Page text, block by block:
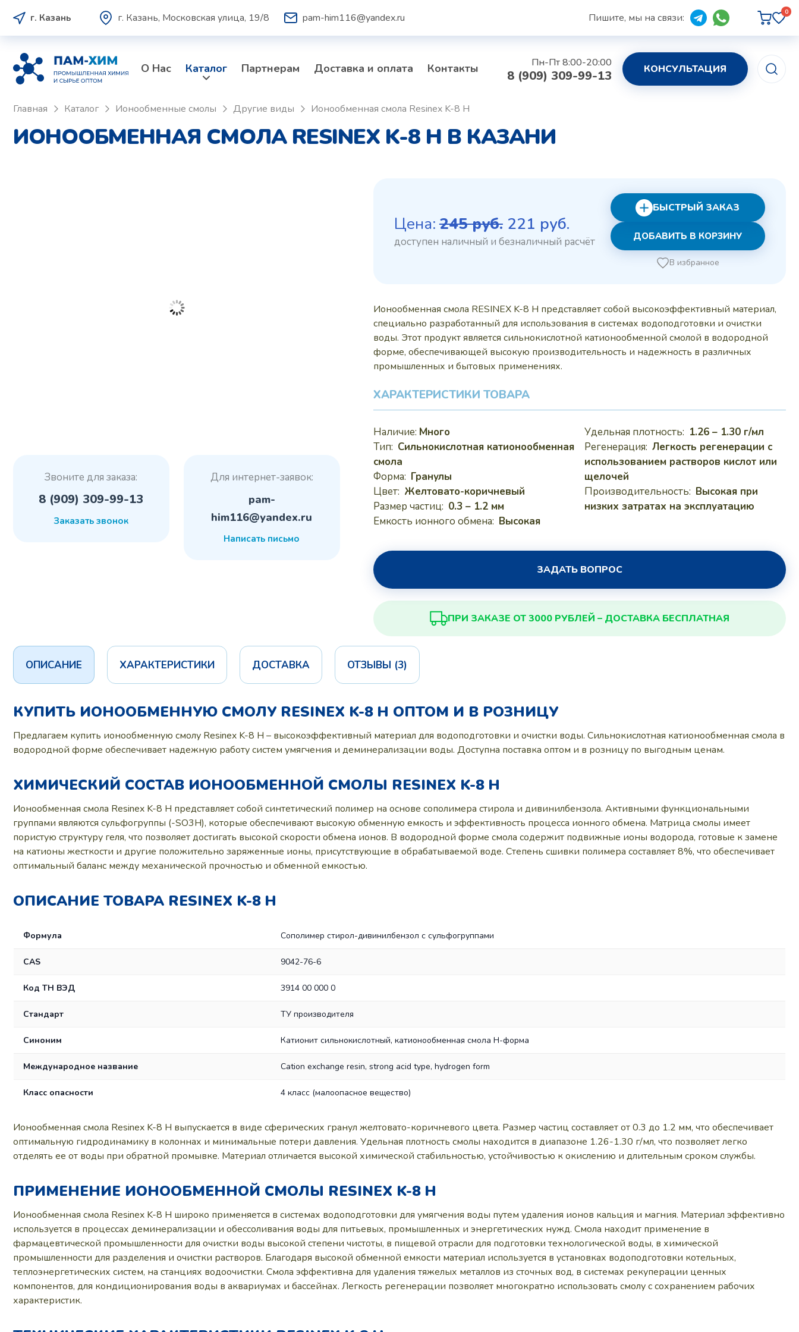
г. Казань г. Казань, Московская улица, 19/8 pam-him116@yandex.ru Пишите, мы на связи: 0
О Нас Каталог Партнерам Доставка и оплата Контакты Пн-Пт 8:00-20:00
8 (909) 309-99-13 КОНСУЛЬТАЦИЯ
Главная Каталог Ионообменные смолы Другие виды Ионообменная смола Resinex K-8 H
ИОНООБМЕННАЯ СМОЛА RESINEX K-8 H В КАЗАНИ
Звоните для заказа:
8 (909) 309-99-13
Заказать звонок
Для интернет-заявок:
pam-
him116@yandex.ru
Написать письмо
Цена: 245руб. Первоначальная
цена
221 руб.Текущая
цена:
ДОБАВИТЬ В КОРЗИНУ
БЫСТРЫЙ ЗАКАЗ
В избранное
Ионообменная смола RESINEX K-8 H представляет собой высокоэффективный материал,
специально разработанный для использования в системах водоподготовки и очистки
воды. Этот продукт является сильнокислотной катионообменной смолой в водородной
форме, обеспечивающей высокую производительность и надежность в различных
промышленных и бытовых применениях.
ХАРАКТЕРИСТИКИ ТОВАРА
Наличие: Много
Тип: Сильнокислотная катионообменная
смола
Форма: Гранулы
Цвет: Желтовато-коричневый
Размер частиц: 0.3 – 1.2 мм
Емкость ионного обмена: Высокая
Удельная плотность: 1.26 – 1.30 г/мл
Регенерация:Легкость регенерации с
использованием растворов кислот или
щелочей
Производительность: Высокая при
низких затратах на эксплуатацию
ЗАДАТЬ ВОПРОС
ПРИ ЗАКАЗЕ ОТ 3000 РУБЛЕЙ – ДОСТАВКА БЕСПЛАТНАЯ
ОПИСАНИЕ ХАРАКТЕРИСТИКИ ДОСТАВКА ОТЗЫВЫ (3)
КУПИТЬ ИОНООБМЕННУЮ СМОЛУ RESINEX K-8 H ОПТОМ И В РОЗНИЦУ
Предлагаем купить ионообменную смолу Resinex K-8 H – высокоэффективный материал для водоподготовки и очистки воды. Сильнокислотная катионообменная смола в
водородной форме обеспечивает надежную работу систем умягчения и деминерализации воды. Доступна поставка оптом и в розницу по выгодным ценам.
ХИМИЧЕСКИЙ СОСТАВ ИОНООБМЕННОЙ СМОЛЫ RESINEX K-8 H
Ионообменная смола Resinex K-8 H представляет собой синтетический полимер на основе сополимера стирола и дивинилбензола. Активными функциональными
группами являются сульфогруппы (-SO3H), которые обеспечивают высокую обменную емкость и эффективность процесса ионного обмена. Матрица смолы имеет
пористую структуру геля, что позволяет достигать высокой скорости обмена ионов. В водородной форме смола содержит подвижные ионы водорода, готовые к замене
на катионы жесткости и другие положительно заряженные ионы, присутствующие в обрабатываемой воде. Степень сшивки полимера составляет 8%, что обеспечивает
оптимальный баланс между механической прочностью и обменной емкостью.
ОПИСАНИЕ ТОВАРА RESINEX K-8 H
Формула Сополимер стирол-дивинилбензол с сульфогруппами
CAS 9042-76-6
Код ТН ВЭД 3914 00 000 0
Стандарт ТУ производителя
Синоним Катионит сильнокислотный, катионообменная смола H-форма
Международное название Cation exchange resin, strong acid type, hydrogen form
Класс опасности 4 класс (малоопасное вещество)
Ионообменная смола Resinex K-8 H выпускается в виде сферических гранул желтовато-коричневого цвета. Размер частиц составляет от 0.3 до 1.2 мм, что обеспечивает
оптимальную гидродинамику в колоннах и минимальные потери давления. Удельная плотность смолы находится в диапазоне 1.26-1.30 г/мл, что позволяет легко
отделять ее от воды при обратной промывке. Материал отличается высокой химической стабильностью, устойчивостью к окислению и длительным сроком службы.
ПРИМЕНЕНИЕ ИОНООБМЕННОЙ СМОЛЫ RESINEX K-8 H
Ионообменная смола Resinex K-8 H широко применяется в системах водоподготовки для умягчения воды путем удаления ионов кальция и магния. Материал эффективно
используется в процессах деминерализации и обессоливания воды для питьевых, промышленных и энергетических нужд. Смола находит применение в
фармацевтической промышленности для очистки воды высокой степени чистоты, в пищевой отрасли для подготовки технологической воды, в химической
промышленности для разделения и очистки растворов. Благодаря высокой обменной емкости материал используется в установках водоподготовки котельных,
теплоэнергетических систем, на станциях водоочистки. Смола эффективна для удаления тяжелых металлов из сточных вод, в системах рекуперации ценных
компонентов, для кондиционирования воды в аквариумах и бассейнах. Легкость регенерации позволяет многократно использовать смолу с сохранением рабочих
характеристик.